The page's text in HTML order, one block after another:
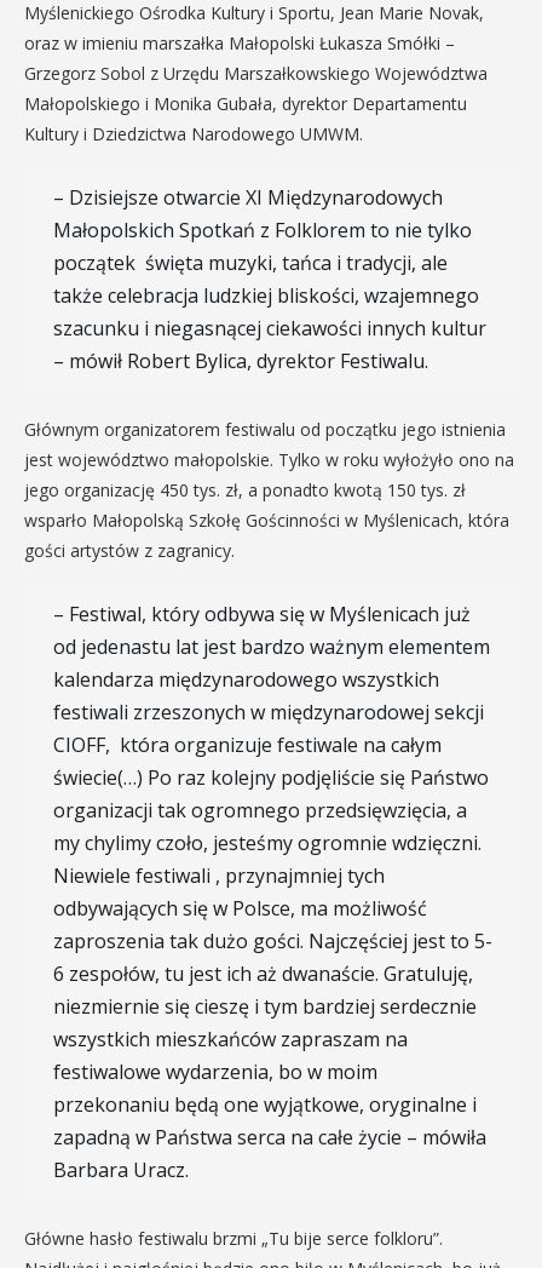
Myślenickiego Ośrodka Kultury i Sportu, Jean Marie Novak,
oraz w imieniu marszałka Małopolski Łukasza Smółki –
Grzegorz Sobol z Urzędu Marszałkowskiego Województwa
Małopolskiego i Monika Gubała, dyrektor Departamentu
Kultury i Dziedzictwa Narodowego UMWM.
– Dzisiejsze otwarcie XI Międzynarodowych
Małopolskich Spotkań z Folklorem to nie tylko
początek święta muzyki, tańca i tradycji, ale
także celebracja ludzkiej bliskości, wzajemnego
szacunku i niegasnącej ciekawości innych kultur
– mówił Robert Bylica, dyrektor Festiwalu.
Głównym organizatorem festiwalu od początku jego istnienia
jest województwo małopolskie. Tylko w roku wyłożyło ono na
jego organizację 450 tys. zł, a ponadto kwotą 150 tys. zł
wsparło Małopolską Szkołę Gościnności w Myślenicach, która
gości artystów z zagranicy.
– Festiwal, który odbywa się w Myślenicach już
od jedenastu lat jest bardzo ważnym elementem
kalendarza międzynarodowego wszystkich
festiwali zrzeszonych w międzynarodowej sekcji
CIOFF, która organizuje festiwale na całym
świecie(…) Po raz kolejny podjęliście się Państwo
organizacji tak ogromnego przedsięwzięcia, a
my chylimy czoło, jesteśmy ogromnie wdzięczni.
Niewiele festiwali , przynajmniej tych
odbywających się w Polsce, ma możliwość
zaproszenia tak dużo gości. Najczęściej jest to 5-
6 zespołów, tu jest ich aż dwanaście. Gratuluję,
niezmiernie się cieszę i tym bardziej serdecznie
wszystkich mieszkańców zapraszam na
festiwalowe wydarzenia, bo w moim
przekonaniu będą one wyjątkowe, oryginalne i
zapadną w Państwa serca na całe życie – mówiła
Barbara Uracz.
Główne hasło festiwalu brzmi „Tu bije serce folkloru”.